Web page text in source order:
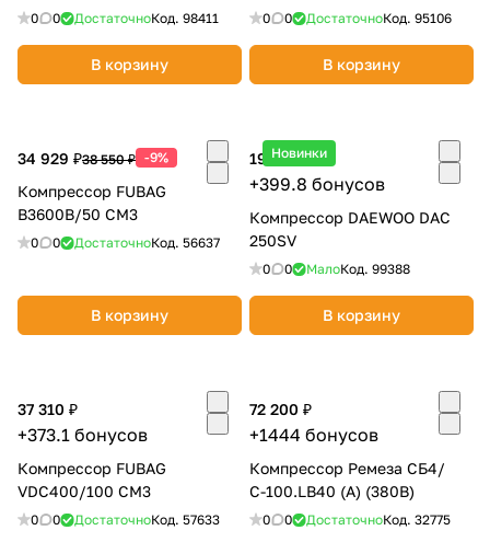
0 0 ДостаточноКод. 98411
В корзину
0 0 ДостаточноКод. 95106
В корзину
34 929 ₽38 550 ₽ -9%
Компрессор FUBAG
B3600B/50 CM3
0 0 ДостаточноКод. 56637
В корзину
Новинки
19 990 ₽
+399.8 бонусов
Компрессор DAEWOO DAC
250SV
0 0 МалоКод. 99388
В корзину
37 310 ₽
+373.1 бонусов
Компрессор FUBAG
VDC400/100 CM3
0 0 ДостаточноКод. 57633
72 200 ₽
+1444 бонусов
Компрессор Ремеза СБ4/
С-100.LB40 (А) (380В)
0 0 ДостаточноКод. 32775